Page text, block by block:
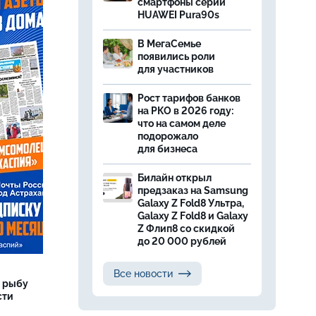
рыбу
HUAWEI Pura90s
В МегаСемье
появились роли
для участников
Рост тарифов банков
на РКО в 2026 году:
что на самом деле
подорожало
для бизнеса
Билайн открыл
предзаказ на Samsung
Galaxy Z Fold8 Ультра,
Galaxy Z Fold8 и Galaxy
Z Флип8 со скидкой
до 20 000 рублей
Все новости